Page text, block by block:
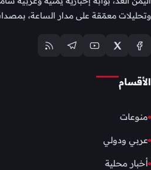
وتحليلات معمّقة على مدار الساعة،
الأقسام
منوعات
عربي ودولي
أخبار محلية